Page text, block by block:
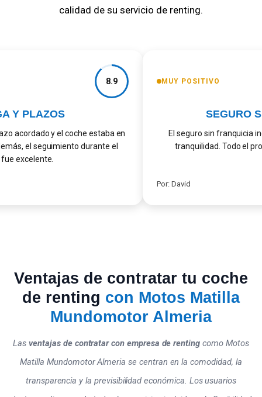
calidad de su servicio de renting.
8.9
Y PLAZOS
acordado y el coche estaba en
el seguimiento durante el
excelente.
MUY POSITIVO
SEGURO
El seguro sin franquicia
tranquilidad. Todo el
Por: David
Ventajas de contratar tu coche
de renting con Motos Matilla
Mundomotor Almeria
Lasventajas de contratar con empresa de renting como Motos
Matilla Mundomotor Almeria se centran en la comodidad, la
transparencia y la previsibilidad económica. Los usuarios